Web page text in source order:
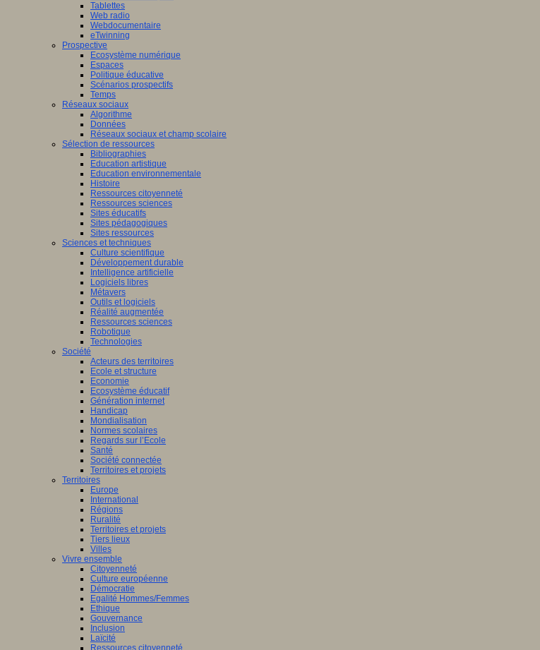
Tablettes
Web radio
Webdocumentaire
eTwinning
Prospective
Ecosystème numérique
Espaces
Politique éducative
Scénarios prospectifs
Temps
Réseaux sociaux
Algorithme
Données
Réseaux sociaux et champ scolaire
Sélection de ressources
Bibliographies
Education artistique
Education environnementale
Histoire
Ressources citoyenneté
Ressources sciences
Sites éducatifs
Sites pédagogiques
Sites ressources
Sciences et techniques
Culture scientifique
Développement durable
Intelligence artificielle
Logiciels libres
Métavers
Outils et logiciels
Réalité augmentée
Ressources sciences
Robotique
Technologies
Société
Acteurs des territoires
Ecole et structure
Economie
Ecosystème éducatif
Génération internet
Handicap
Mondialisation
Normes scolaires
Regards sur l’Ecole
Santé
Société connectée
Territoires et projets
Territoires
Europe
International
Régions
Ruralité
Territoires et projets
Tiers lieux
Villes
Vivre ensemble
Citoyenneté
Culture européenne
Démocratie
Egalité Hommes/Femmes
Ethique
Gouvernance
Inclusion
Laïcité
Ressources citoyenneté